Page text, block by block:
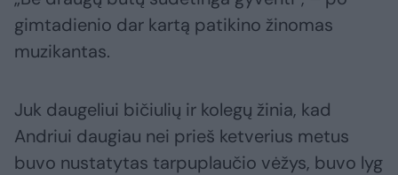
gimtadienio dar kartą patikino žinomas
muzikantas.
Juk daugeliui bičiulių ir kolegų žinia, kad
Andriui daugiau nei prieš ketverius metus
buvo nustatytas tarpuplaučio vėžys, buvo lyg